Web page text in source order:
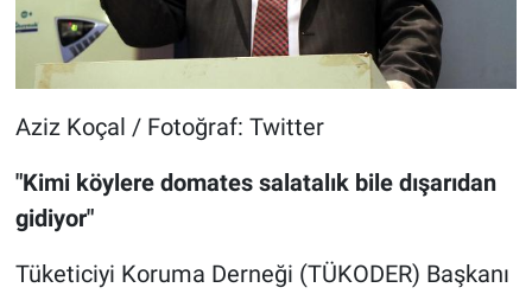
Aziz Koçal / Fotoğraf: Twitter
"Kimi köylere domates salatalık bile dışarıdan
gidiyor"
Tüketiciyi Koruma Derneği (TÜKODER) Başkanı